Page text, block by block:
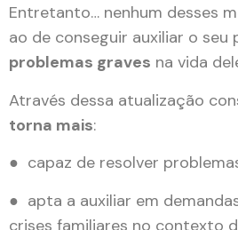
Entretanto… nenhum desses
ao de conseguir auxiliar o seu
problemas graves na vida
Através dessa atualização
torna mais:
● capaz de resolver
● apta a auxiliar em
crises familiares no contexto